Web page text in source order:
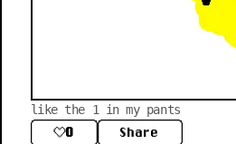
like the 1 in my pants
0 Share